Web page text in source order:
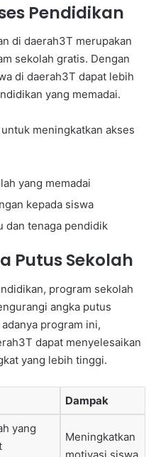
Pendidikan
di daerah3T merupakan
sekolah gratis. Dengan
di daerah3T dapat lebih
yang memadai.
meningkatkan akses
yang memadai
kepada siswa
dan tenaga pendidik
Putus Sekolah
program sekolah
angka putus
program ini,
dapat menyelesaikan
yang lebih tinggi.
Dampak
yang
Meningkatkan